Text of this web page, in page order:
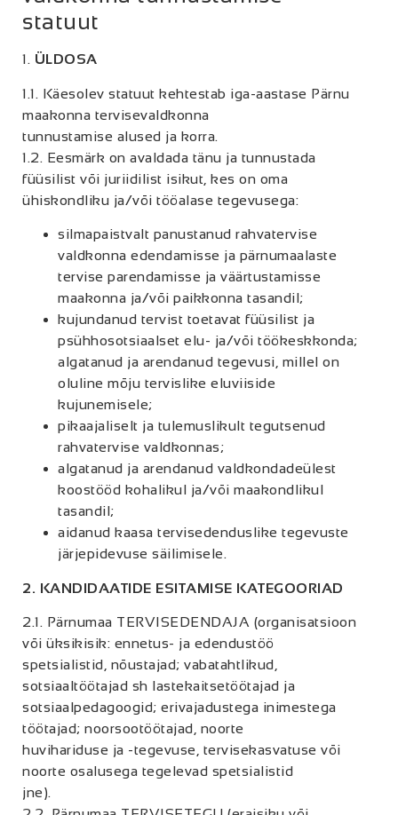
statuut
1. ÜLDOSA
1.1. Käesolev statuut kehtestab iga-aastase Pärnu
maakonna tervisevaldkonna
tunnustamise alused ja korra.
1.2. Eesmärk on avaldada tänu ja tunnustada
füüsilist või juriidilist isikut, kes on oma
ühiskondliku ja/või tööalase tegevusega:
silmapaistvalt panustanud rahvatervise
valdkonna edendamisse ja pärnumaalaste
tervise parendamisse ja väärtustamisse
maakonna ja/või paikkonna tasandil;
kujundanud tervist toetavat füüsilist ja
psühhosotsiaalset elu- ja/või töökeskkonda;
algatanud ja arendanud tegevusi, millel on
oluline mõju tervislike eluviiside
kujunemisele;
pikaajaliselt ja tulemuslikult tegutsenud
rahvatervise valdkonnas;
algatanud ja arendanud valdkondadeülest
koostööd kohalikul ja/või maakondlikul
tasandil;
aidanud kaasa tervisedenduslike tegevuste
järjepidevuse säilimisele.
2. KANDIDAATIDE ESITAMISE KATEGOORIAD
2.1. Pärnumaa TERVISEDENDAJA (organisatsioon
või üksikisik: ennetus- ja edendustöö
spetsialistid, nõustajad; vabatahtlikud,
sotsiaaltöötajad sh lastekaitsetöötajad ja
sotsiaalpedagoogid; erivajadustega inimestega
töötajad; noorsootöötajad, noorte
huvihariduse ja -tegevuse, tervisekasvatuse või
noorte osalusega tegelevad spetsialistid
jne).